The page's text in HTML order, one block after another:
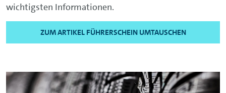
wichtigsten Informationen.
ZUM ARTIKEL FÜHRERSCHEIN UMTAUSCHEN